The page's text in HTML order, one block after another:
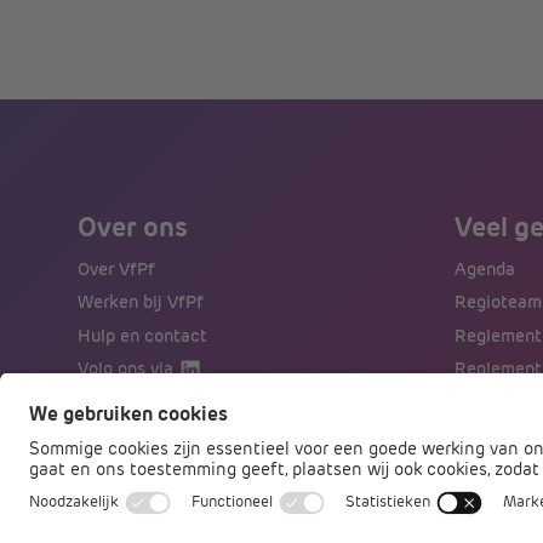
Over ons
Over VfPf
Werken bij VfPf
Hulp en contact
Volg ons via
Aanmelden nieuwsbrief
Veel
Agenda